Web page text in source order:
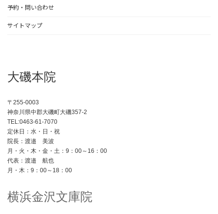
予約・問い合わせ
サイトマップ
大磯本院
〒255-0003
神奈川県中郡大磯町大磯357-2
TEL:0463-61-7070
定休日：水・日・祝
院長：渡邉 美波
月・火・木・金・土：9：00～16：00
代表：渡邉 航也
月・木：9：00～18：00
横浜金沢文庫院